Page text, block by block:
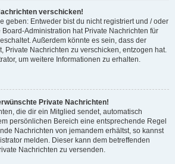
verschicken!
geben: Entweder bist du nicht registriert und / oder
Administration hat Private Nachrichten für
Außerdem könnte es sein, dass der
Private Nachrichten zu verschicken, entzogen hat.
um weitere Informationen zu erhalten.
Private Nachrichten!
die dir ein Mitglied sendet, automatisch
persönlichen Bereich eine entsprechende Regel
Nachrichten von jemandem erhältst, so kannst
melden. Dieser kann dem betreffenden
Nachrichten zu versenden.